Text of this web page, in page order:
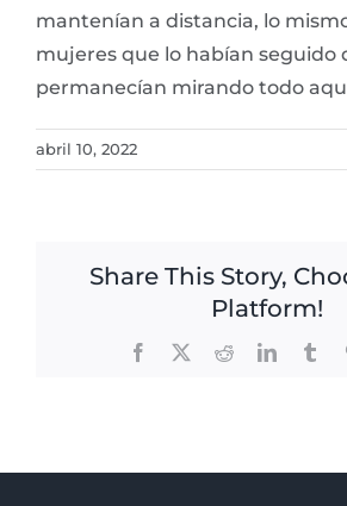
mantenían a distancia, lo
mujeres que lo habían seguido
permanecían mirando todo
abril 10, 2022
Share This Story,
Platform!
Facebook RedditLinkedIn